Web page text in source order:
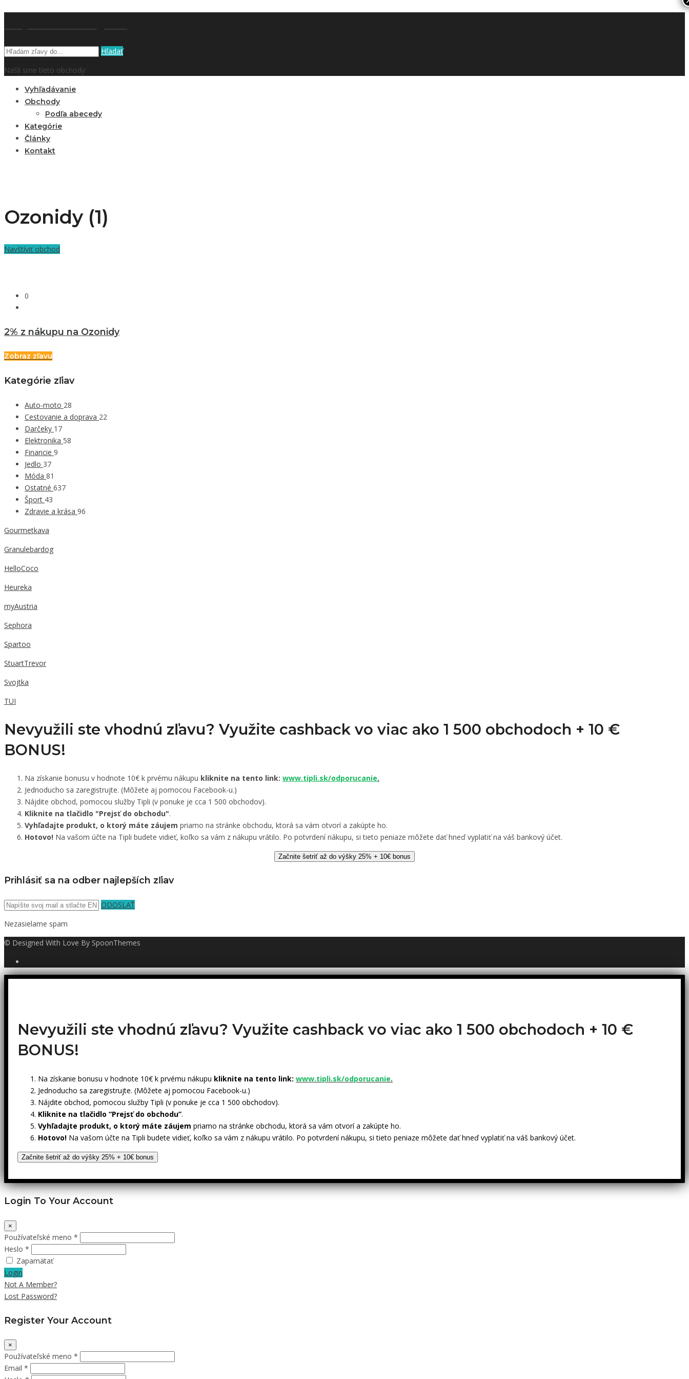
Hľadať
Našli sme tieto obchody:
Vyhľadávanie
Obchody
Podľa abecedy
Kategórie
Články
Kontakt
Ozonidy (1)
Navštíviť obchod
0
2% z nákupu na Ozonidy
Zobraz zľavu
Kategórie zľiav
Auto-moto 28
Cestovanie a doprava 22
Darčeky 17
Elektronika 58
Financie 9
Jedlo 37
Móda 81
Ostatné 637
Šport 43
Zdravie a krása 96
Gourmetkava
Granulebardog
HelloCoco
Heureka
myAustria
Sephora
Spartoo
StuartTrevor
Svojtka
TUI
Nevyužili ste vhodnú zľavu? Využite cashback vo viac ako 1 500 obchodoch + 10 €
BONUS!
Na získanie bonusu v hodnote 10€ k prvému nákupu kliknite na tento link: www.tipli.sk/odporucanie.
Jednoducho sa zaregistrujte. (Môžete aj pomocou Facebook-u.)
Nájdite obchod, pomocou služby Tipli (v ponuke je cca 1 500 obchodov).
Kliknite na tlačidlo "Prejsť do obchodu".
Vyhľadajte produkt, o ktorý máte záujem priamo na stránke obchodu, ktorá sa vám otvorí a zakúpte ho.
Hotovo! Na vašom účte na Tipli budete vidieť, koľko sa vám z nákupu vrátilo. Po potvrdení nákupu, si tieto peniaze môžete dať hneď vyplatiť na váš bankový účet.
Začnite šetriť až do výšky 25% + 10€ bonus
Prihlásiť sa na odber najlepších zľiav
ODOSLAŤ
Nezasielame spam
© Designed With Love By SpoonThemes
Nevyužili ste vhodnú zľavu? Využite cashback vo viac ako 1 500 obchodoch + 10 €
BONUS!
Na získanie bonusu v hodnote 10€ k prvému nákupu kliknite na tento link: www.tipli.sk/odporucanie.
Jednoducho sa zaregistrujte. (Môžete aj pomocou Facebook-u.)
Nájdite obchod, pomocou služby Tipli (v ponuke je cca 1 500 obchodov).
Kliknite na tlačidlo “Prejsť do obchodu”.
Vyhľadajte produkt, o ktorý máte záujem priamo na stránke obchodu, ktorá sa vám otvorí a zakúpte ho.
Hotovo! Na vašom účte na Tipli budete vidieť, koľko sa vám z nákupu vrátilo. Po potvrdení nákupu, si tieto peniaze môžete dať hneď vyplatiť na váš bankový účet.
Začnite šetriť až do výšky 25% + 10€ bonus
Login To Your Account
×
Používateľské meno *
Heslo *
Zapamätať
Login
Not A Member?
Lost Password?
Register Your Account
×
Používateľské meno *
Email *